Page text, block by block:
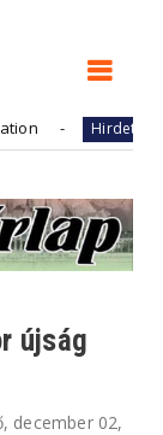
Hirdető
újság
december 02,